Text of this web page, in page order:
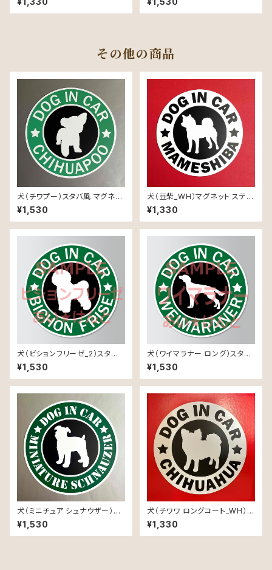
その他の商品
犬（チワプー）スタバ風 マグネッ
ト ステッカー 防水 車用
¥1,530
犬（豆柴_WH）マグネット ステッ
カー 防水 車用
¥1,330
犬（ビションフリーゼ_2）スタバ
風 マグネット ステッカー 防水
車用
¥1,530
犬（ワイマラナー ロング）スタバ
風 マグネット ステッカー 防水
車用
¥1,530
犬（ミニチュア シュナウザー）ス
タバ風 マグネット ステッカー 防
水 車用
¥1,530
犬（チワワ ロングコート_WH）マ
グネット ステッカー 防水 車用
¥1,330